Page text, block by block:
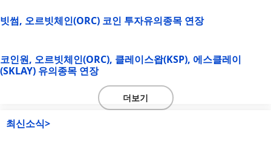
빗썸, 오르빗체인(ORC) 코인 투자유의종목 연장
코인원, 오르빗체인(ORC), 클레이스왑(KSP), 에스클레이
(SKLAY) 유의종목 연장
더보기
최신소식>